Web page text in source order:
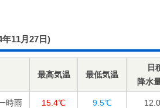
年11月27日)
最高気温 最低気温
日
降水
時雨 15.4℃ 9.5℃ 12.0